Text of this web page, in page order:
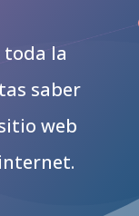
toda la
saber
web